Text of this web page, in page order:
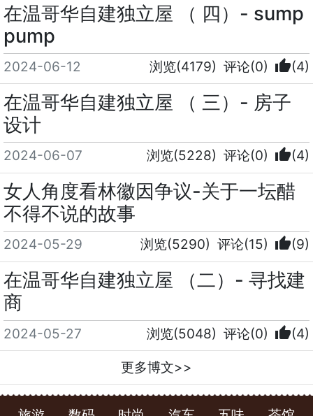
在温哥华自建独立屋 （ 四）- sump
pump
2024-06-12 浏览(4179) 评论(0) thumb_up(4)
在温哥华自建独立屋 （ 三）- 房子
设计
2024-06-07 浏览(5228) 评论(0) thumb_up(4)
女人角度看林徽因争议-关于一坛醋
不得不说的故事
2024-05-29 浏览(5290) 评论(15) thumb_up(9)
在温哥华自建独立屋 （二）- 寻找建
商
2024-05-27 浏览(5048) 评论(0) thumb_up(4)
更多博文>>